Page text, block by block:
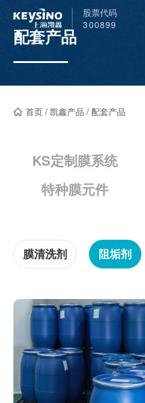
股票代码
300899
配套产品
首页 /凯鑫产品 /配套产品
KS定制膜系统
特种膜元件
膜清洗剂 阻垢剂